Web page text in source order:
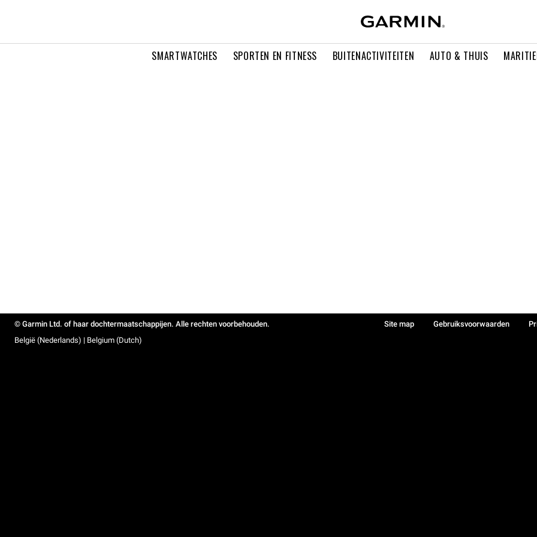
SMARTWATCHES SPORTEN EN FITNESS BUITENACTIVITEITEN AUTO & THUIS
© Garmin Ltd. of haar dochtermaatschappijen. Alle rechten voorbehouden. Site map Gebruiksvoorwaarden
België (Nederlands) | Belgium (Dutch)